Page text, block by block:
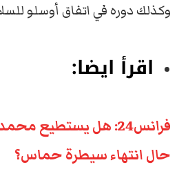
وكذلك دوره في اتفاق أوسلو
اقرأ ايضا:
فرانس24: هل يستطيع
حال انتهاء سيطرة حماس؟